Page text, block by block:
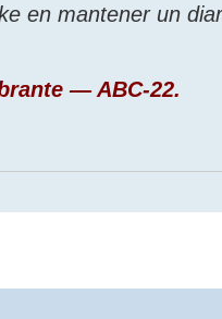
en mantener un
— ABC-22.